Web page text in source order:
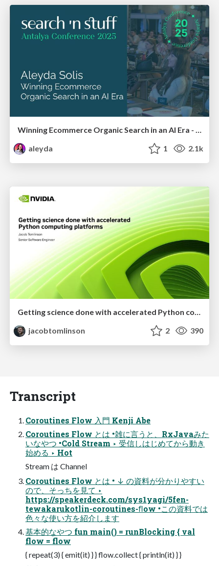
Winning Ecommerce Organic Search in an AI Era - #searchnstuff2025
aleyda
1 2.1k
jacobtomlinson
2 390
Transcript
Coroutines Flow 入門 Kenji Abe
Coroutines Flow とは •雑に言うと、RxJavaみた
いなやつ •Cold Stream ‣ 受信しはじめてから動き
始める ‣ Hot
Stream は Channel
Coroutines Flow とは • ↓ の資料が分かりやすい
ので、そっちを見て ‣
https://speakerdeck.com/sys1yagi/5fen-
tewakarukotlin-coroutines-ﬂow •この資料では
色々な使い方を紹介します
基本的なやつ fun main() = runBlocking { val
flow = flow
{ repeat(3) { emit(it) } } flow.collect { println(it) } }